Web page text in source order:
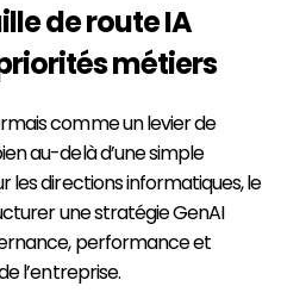
de route IA
métiers
comme un levier de
au-delà d’une simple
les directions informatiques, le
une stratégie GenAI
performance et
l’entreprise.